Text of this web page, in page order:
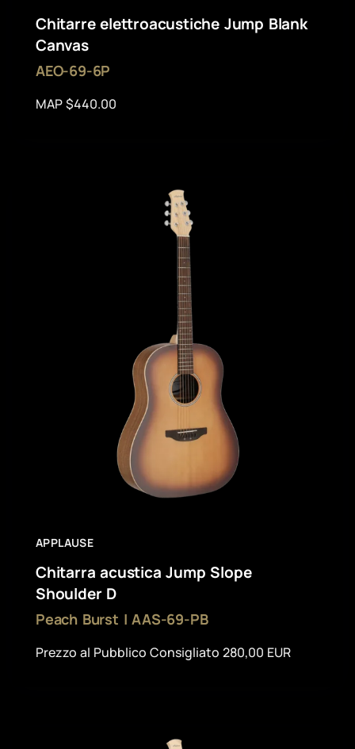
Chitarre elettroacustiche Jump Blank
Canvas
AEO-69-6P
MAP $440.00
APPLAUSE
Chitarra acustica Jump Slope
Shoulder D
Peach Burst | AAS-69-PB
Prezzo al Pubblico Consigliato 280,00 EUR